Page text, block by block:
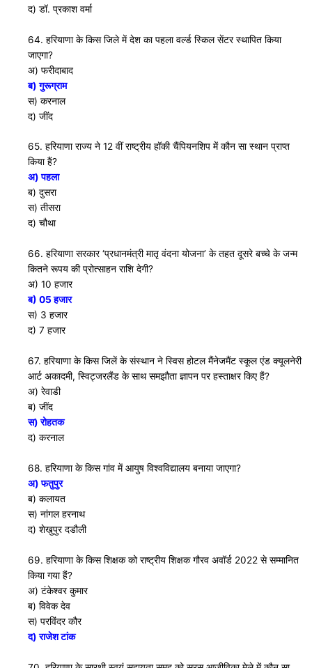
द) डाॅ. प्रकाश वर्मा
64. हरियाणा के किस जिले में देश का पहला वर्ल्ड स्किल सेंटर स्थापित किया
जाएगा?
अ) फरीदाबाद
ब) गुरूग्राम
स) करनाल
द) जींद
65. हरियाणा राज्य ने 12 वीं राष्ट्रीय हाॅकी चैंपियनशिप में कौन सा स्थान प्राप्त
किया हैं?
अ) पहला
ब) दुसरा
स) तीसरा
द) चौथा
66. हरियाणा सरकार ‘प्रधानमंत्री मातृ वंदना योजना’ के तहत दूसरे बच्चे के जन्म
कितने रूपय की प्रोत्साहन राशि देगी?
अ) 10 हजार
ब) 05 हजार
स) 3 हजार
द) 7 हजार
67. हरियाणा के किस जिलें के संस्थान ने स्विस होटल मैंनेजमैंट स्कूल एंड क्यूलनेरी
आर्ट अकादमी, स्विट्जरलैंड के साथ समझौता ज्ञापन पर हस्ताक्षर किए हैं?
अ) रेवाडी
ब) जींद
स) रोहतक
द) करनाल
68. हरियाणा के किस गांव में आयुष विश्वविद्यालय बनाया जाएगा?
अ) फतुपुर
ब) कलायत
स) नांगल हरनाथ
द) शेखुपुर दडौली
69. हरियाणा के किस शिक्षक को राष्ट्रीय शिक्षक गौरव अवाॅर्ड 2022 से सम्मानित
किया गया हैं?
अ) टंकेश्वर कुमार
ब) विवेक देव
स) परविंदर कौर
द) राजेश टांक